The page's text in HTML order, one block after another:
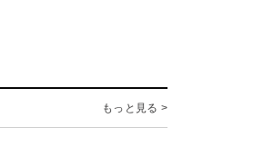
もっと見る >